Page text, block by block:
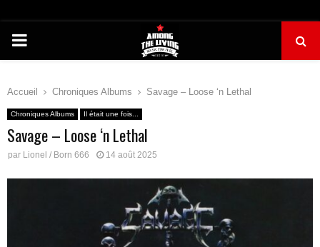
PRIMARY
Accueil Chroniques Albums Savage – Loose ‘n Lethal
Chroniques Albums Il était une fois...
Savage – Loose ‘n Lethal
par Lionel / Born 666 14 août 2025